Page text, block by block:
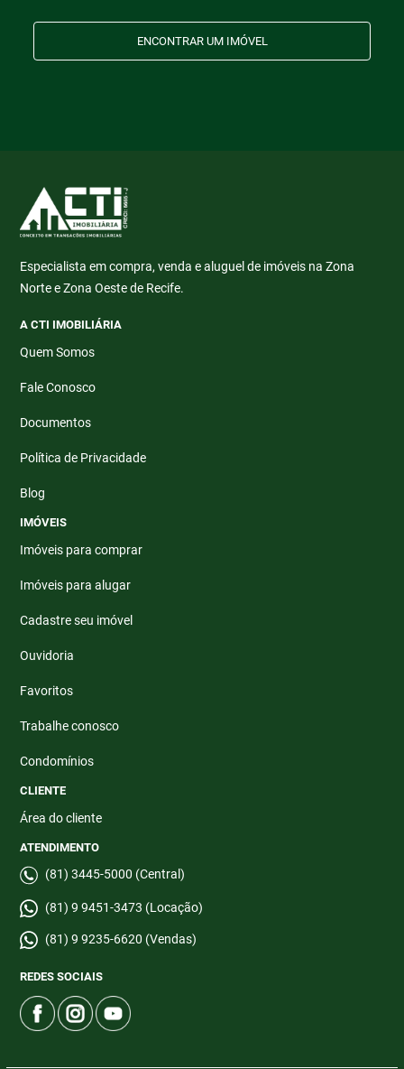
ENCONTRAR UM IMÓVEL
Especialista em compra, venda e aluguel de imóveis na Zona
Norte e Zona Oeste de Recife.
A CTI IMOBILIÁRIA
Quem Somos
Fale Conosco
Documentos
Política de Privacidade
Blog
IMÓVEIS
Imóveis para comprar
Imóveis para alugar
Cadastre seu imóvel
Ouvidoria
Favoritos
Trabalhe conosco
Condomínios
CLIENTE
Área do cliente
ATENDIMENTO
(81) 3445-5000 (Central)
(81) 9 9451-3473 (Locação)
(81) 9 9235-6620 (Vendas)
REDES SOCIAIS